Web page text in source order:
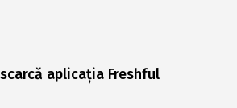
aplicația Freshful